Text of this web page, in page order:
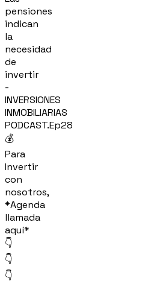
pensiones
indican
la
necesidad
de
invertir
-
INVERSIONES
INMOBILIARIAS
PODCAST.Ep28
💰
Para
Invertir
con
nosotros,
*Agenda
llamada
aquí*
👇
👇
👇